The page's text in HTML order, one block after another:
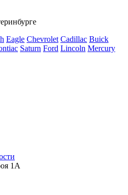
Eagle Chevrolet Cadillac Buick
Saturn Ford Lincoln Mercury
1А